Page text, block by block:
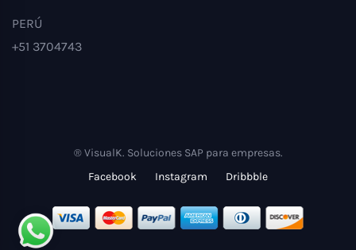
PERÚ
+51 3704743
® VisualK. Soluciones SAP para empresas.
Facebook
Instagram Dribbble